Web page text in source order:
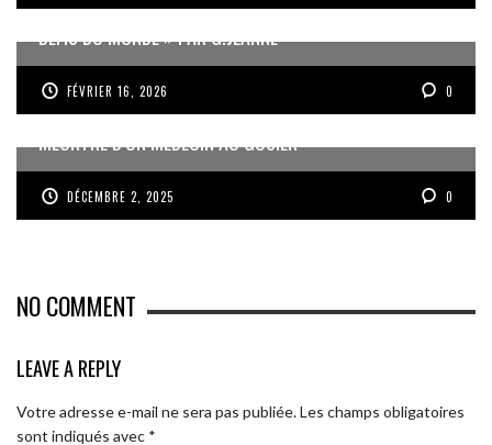
« UN GOSIER FIER, FORT ET RESPONSABLE FACE AUX
DÉFIS DU MONDE » PAR G.JEANNE
FÉVRIER 16, 2026 0
MEURTRE D’UN MÉDECIN AU GOSIER
DÉCEMBRE 2, 2025 0
NO COMMENT
LEAVE A REPLY
Votre adresse e-mail ne sera pas publiée.Les champs obligatoires
sont indiqués avec *